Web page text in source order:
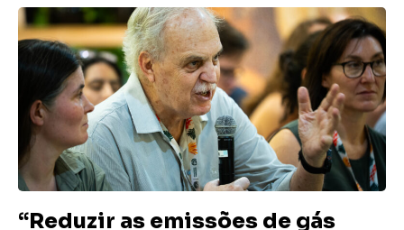
“Reduzir as emissões de gás